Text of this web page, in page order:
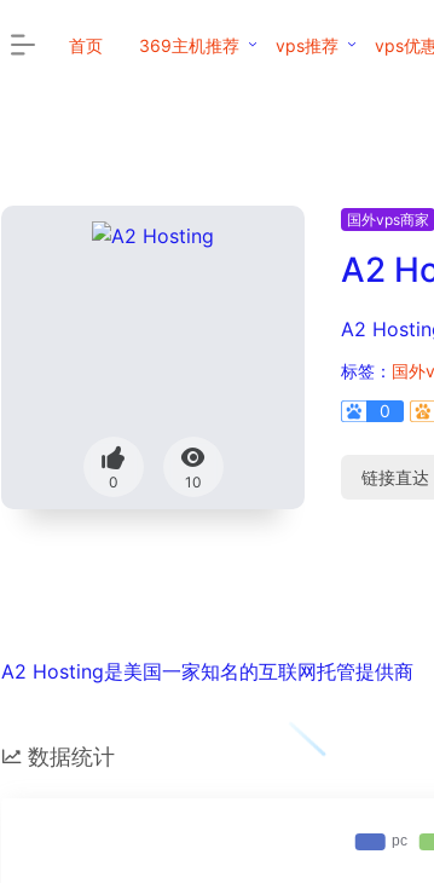
首页 369主机推荐 vps推荐 vps优
0 10
国外vps商家
A2
A2
标签： 国外
0
链接直达
A2 Hosting是美国一家知名的互联网托管提供商
数据统计